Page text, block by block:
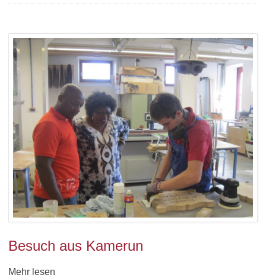
Besuch aus Kamerun
Mehr lesen